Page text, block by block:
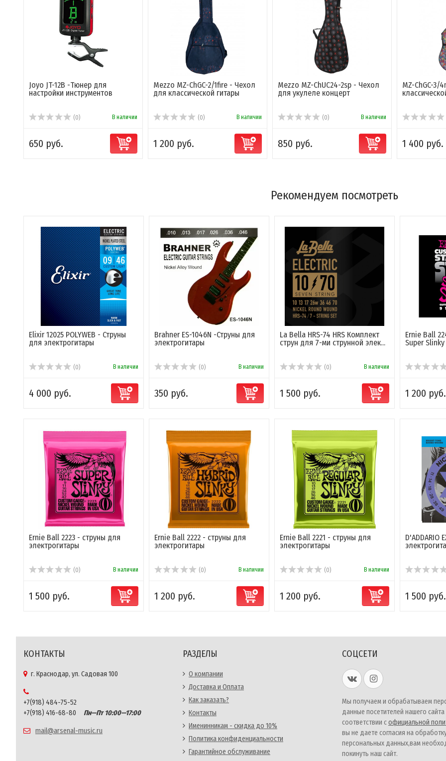
Joyo JT-12B -Тюнер для
настройки инструментов
(0) В наличии
650 руб.
Mezzo MZ-ChGC-2/1fire - Чехол
для классической гитары
(0) В наличии
1 200 руб.
Mezzo MZ-ChUC24-2sp - Чехол
для укулеле концерт
(0) В наличии
850 руб.
MZ-ChGC-3/
1 400 руб.
Рекомендуем посмотреть
Elixir 12025 POLYWEB - Струны
для электрогитары
(0) В наличии
4 000 руб.
Brahner ES-1046N -Струны для
электрогитары
(0) В наличии
350 руб.
La Bella HRS-74 HRS Комплект
струн для 7-ми струнной элек...
(0) В наличии
1 500 руб.
Ernie Ball
Super
1 200 руб.
Ernie Ball 2223 - струны для
электрогитары
(0) В наличии
1 500 руб.
Ernie Ball 2222 - струны для
электрогитары
(0) В наличии
1 200 руб.
Ernie Ball 2221 - струны для
электрогитары
(0) В наличии
1 200 руб.
D'ADDARIO
1 500 руб.
КОНТАКТЫ
г. Краснодар, ул. Садовая 100
+7(918) 484-75-52
+7(918) 416-68-80
Пн—Пт 10:00—17:00
mail@arsenal-music.ru
РАЗДЕЛЫ
О компании
Доставка и Оплата
Как заказать?
Контакты
Именинникам - скидка до 10%
Политика конфиденциальности
Гарантийное обслуживание
СОЦСЕТИ
Мы получаем и обрабатываем
данные посетителей нашего сайта
соответствии софициальной
вы не даете согласия на
персональных данных,вам
покинуть наш сайт.